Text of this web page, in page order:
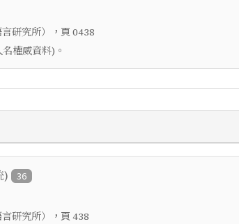
研究所） ，頁 0438
權威資料)。
) 36
研究所） ，頁 438